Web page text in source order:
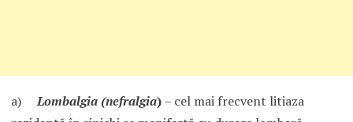
a)Lombalgia (nefralgia)– cel mai frecvent litiaza